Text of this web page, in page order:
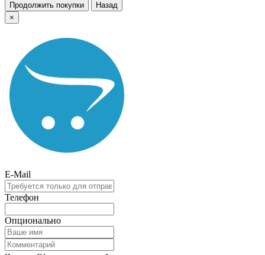
Продолжить покупки
Назад
×
E-Mail
Телефон
Опционально